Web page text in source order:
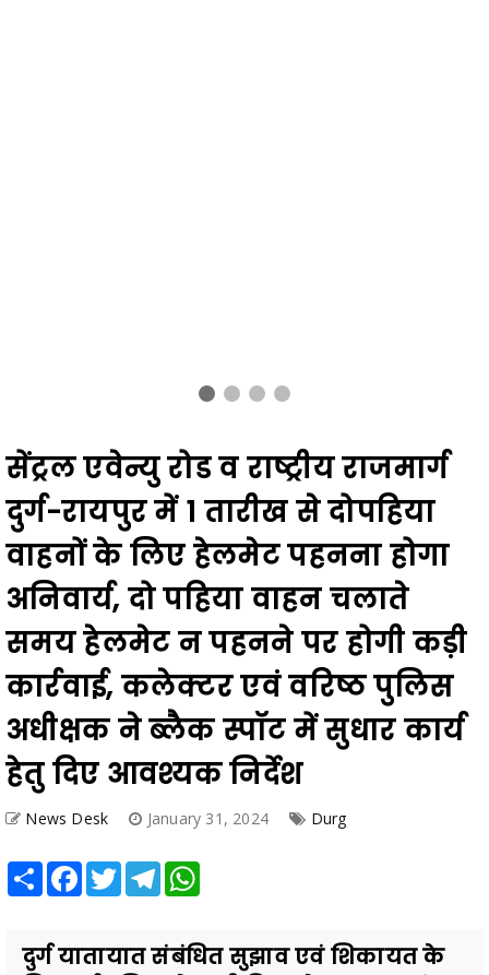
सेंट्रल एवेन्यु रोड व राष्ट्रीय राजमार्ग
दुर्ग-रायपुर में 1 तारीख से दोपहिया
वाहनों के लिए हेलमेट पहनना होगा
अनिवार्य, दो पहिया वाहन चलाते
समय हेलमेट न पहनने पर होगी कड़ी
कार्रवाई, कलेक्टर एवं वरिष्ठ पुलिस
अधीक्षक ने ब्लैक स्पॉट में सुधार कार्य
हेतु दिए आवश्यक निर्देश
News Desk January 31, 2024 Durg
दुर्ग यातायात संबंधित सुझाव एवं शिकायत के
94791 92029 नेहरू नगर, शिवनाथ नदी एवं